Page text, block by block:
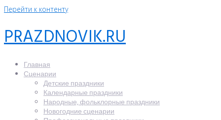
Перейти к контенту
PRAZDNOVIK.RU
Главная
Сценарии
Детские праздники
Календарные праздники
Народные, фольклорные праздники
Новогодние сценарии